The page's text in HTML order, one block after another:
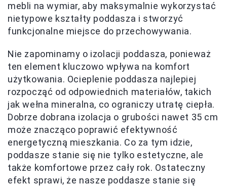
mebli na wymiar, aby maksymalnie wykorzystać
nietypowe kształty poddasza i stworzyć
funkcjonalne miejsce do przechowywania.
Nie zapominamy o izolacji poddasza, ponieważ
ten element kluczowo wpływa na komfort
użytkowania. Ocieplenie poddasza najlepiej
rozpocząć od odpowiednich materiałów, takich
jak wełna mineralna, co ograniczy utratę ciepła.
Dobrze dobrana izolacja o grubości nawet 35 cm
może znacząco poprawić efektywność
energetyczną mieszkania. Co za tym idzie,
poddasze stanie się nie tylko estetyczne, ale
także komfortowe przez cały rok. Ostateczny
efekt sprawi, że nasze poddasze stanie się